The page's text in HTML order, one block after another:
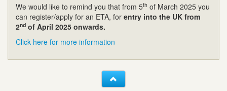
We would like to remind you that from 5th of March 2025 you
can register/apply for an ETA, for entry into the UK from
2nd of April 2025 onwards.
Click here for more information